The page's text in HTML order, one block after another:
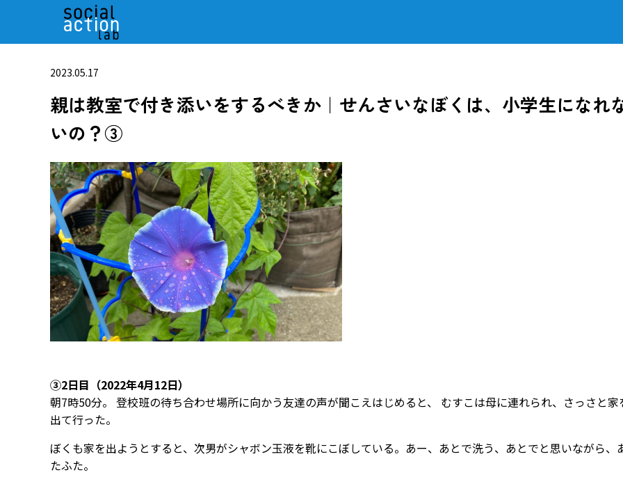
2023.05.17
親は教室で付き添いをするべきか｜せんさいなぼくは、小学生になれ
いの？③
③2日目（2022年4月12日）
朝7時50分。 登校班の待ち合わせ場所に向かう友達の声が聞こえはじめると、 むすこは母に連れられ、さっさと家
出て行った。
ぼくも家を出ようとすると、次男がシャボン玉液を靴にこぼしている。あー、あとで洗う、あとでと思いながら、
たふた。